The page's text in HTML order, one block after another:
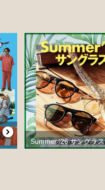
Summer ’26 サングラス